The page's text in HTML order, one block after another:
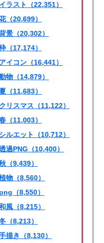
イラスト（22,351）
（20,699）
景（20,302）
（17,174）
アイコン（16,441）
物（14,879）
（11,683）
クリスマス（11,122）
（11,003）
シルエット（10,712）
過PNG（10,400）
（9,439）
物（8,560）
png（8,550）
風（8,215）
（8,213）
描き（8,130）